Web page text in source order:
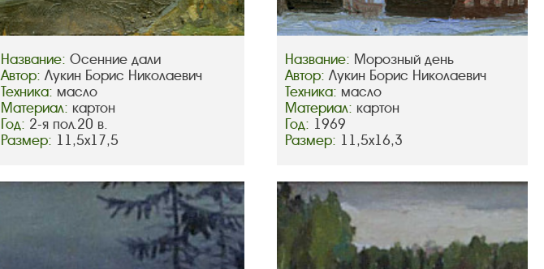
Название:Осенние дали
Автор:Лукин Борис Николаевич
Техника: масло
Материал: картон
Год: 2-я пол.20 в.
Размер: 11,5х17,5
Название: Морозный день
Автор: Лукин Борис Николаевич
Техника: масло
Материал: картон
Год: 1969
Размер: 11,5х16,3